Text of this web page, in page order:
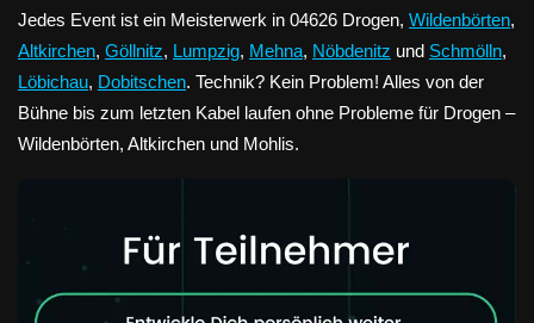
Jedes Event ist ein Meisterwerk in 04626 Drogen, Wildenbörten,
Altkirchen, Göllnitz, Lumpzig, Mehna, Nöbdenitz und Schmölln,
Löbichau, Dobitschen. Technik? Kein Problem! Alles von der
Bühne bis zum letzten Kabel laufen ohne Probleme für Drogen –
Wildenbörten, Altkirchen und Mohlis.